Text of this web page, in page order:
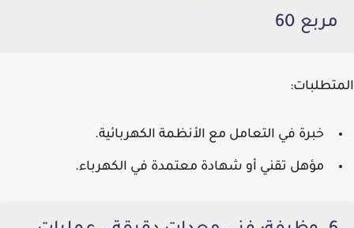
مربع 60
المتطلبات:
خبرة في التعامل مع الأنظمة الكهربائية.
مؤهل تقني أو شهادة معتمدة في الكهرباء.